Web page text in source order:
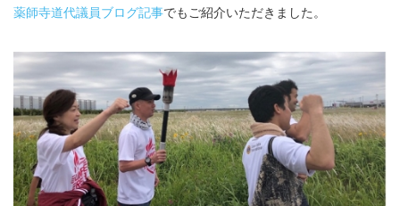
薬師寺道代議員ブログ記事でもご紹介いただきました。